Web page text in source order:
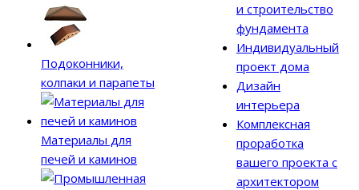
Подоконники,
колпаки и парапеты
Материалы для
печей и каминов
и строительство
фундамента
Индивидуальный
проект дома
Дизайн
интерьера
Комплексная
проработка
вашего проекта с
архитектором